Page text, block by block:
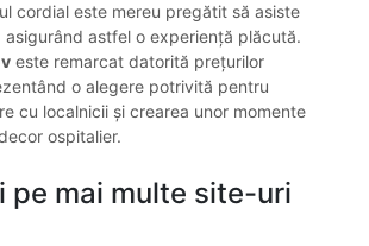
cordial este mereu pregătit să asiste
asigurând astfel o experiență plăcută.
este remarcat datorită prețurilor
o alegere potrivită pentru
cu localnicii și crearea unor momente
ospitalier.
pe mai multe site-uri